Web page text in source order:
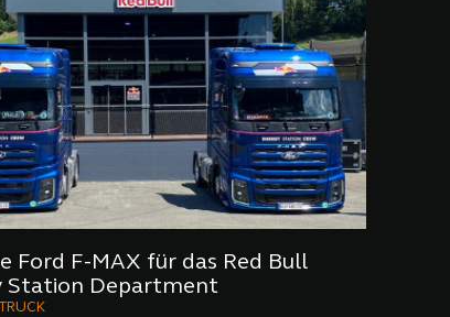
Ford F-MAX für das Red Bull
Station Department
TRUCK